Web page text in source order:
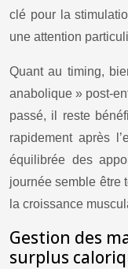
clé pour la
une attention
Quant au timing,
anabolique » post-
passé, il reste
rapidement après
équilibrée des
journée semble être
la croissance
Gestion des
surplus